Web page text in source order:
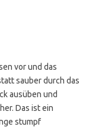
vor und das
sauber durch das
ausüben und
Das ist ein
stumpf